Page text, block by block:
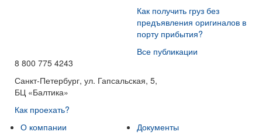
Как получить груз без
предъявления оригиналов в
порту прибытия?
Все публикации
8 800 775 4243
Санкт-Петербург, ул. Гапсальская, 5,
БЦ «Балтика»
Как проехать?
О компании
Документы